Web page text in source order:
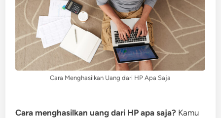
Cara Menghasilkan Uang dari HP Apa Saja
Cara menghasilkan uang dari HP apa saja? Kamu